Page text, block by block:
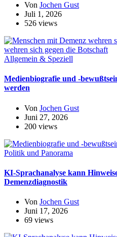
Von Jochen Gust
Juli 1, 2026
526 views
Allgemein & Speziell
Medienbiografie und -
werden
Von Jochen Gust
Juni 27, 2026
200 views
Politik und Panorama
KI-Sprachanalyse kann
Demenzdiagnostik
Von Jochen Gust
Juni 17, 2026
69 views